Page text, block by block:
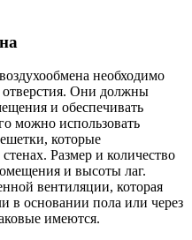
необходимо
отверстия. Они должны
и обеспечивать
можно использовать
которые
Размер и количество
и высоты лаг.
вентиляции, которая
в основании пола или через
имеются.